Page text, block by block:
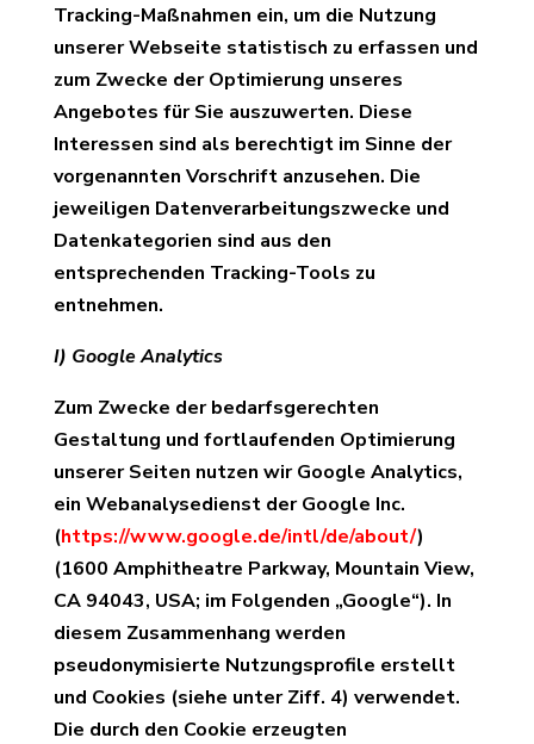
Tracking-Maßnahmen ein, um die Nutzung
unserer Webseite statistisch zu erfassen und
zum Zwecke der Optimierung unseres
Angebotes für Sie auszuwerten. Diese
Interessen sind als berechtigt im Sinne der
vorgenannten Vorschrift anzusehen. Die
jeweiligen Datenverarbeitungszwecke und
Datenkategorien sind aus den
entsprechenden Tracking-Tools zu
entnehmen.
I) Google Analytics
Zum Zwecke der bedarfsgerechten
Gestaltung und fortlaufenden Optimierung
unserer Seiten nutzen wir Google Analytics,
ein Webanalysedienst der Google Inc.
(https://www.google.de/intl/de/about/)
(1600 Amphitheatre Parkway, Mountain View,
CA 94043, USA; im Folgenden „Google“). In
diesem Zusammenhang werden
pseudonymisierte Nutzungsprofile erstellt
und Cookies (siehe unter Ziff. 4) verwendet.
Die durch den Cookie erzeugten